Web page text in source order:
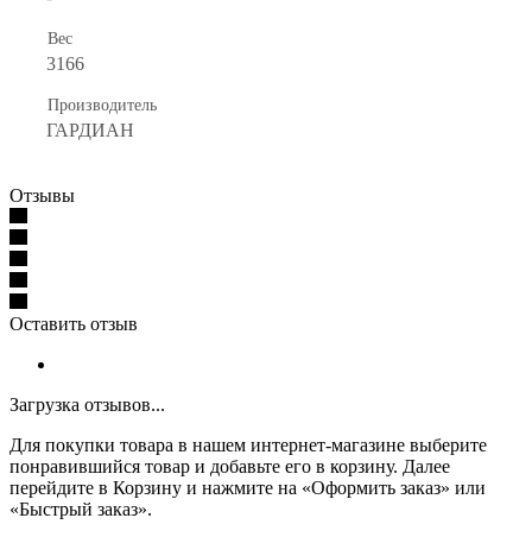
Вес
3166
Производитель
ГАРДИАН
Отзывы
Оставить отзыв
Загрузка отзывов...
Для покупки товара в нашем интернет-магазине выберите
понравившийся товар и добавьте его в корзину. Далее
перейдите в Корзину и нажмите на «Оформить заказ» или
«Быстрый заказ».